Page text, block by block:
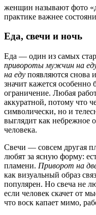
женщин называют фото
практике важнее
Еда, свечи и ночь
Еда — один из самых
привороты мужчин на
на еду появляются снова
значит кажется особенно
ограничение. Любая
аккуратной, потому что
символически, но и
выглядит как небрежное
человека.
Свечи — совсем другая
любят за ясную форму:
пламени. Приворот на
как визуальный образ
популярен. Но свеча не
если человек скачет от
что воск капает мимо,